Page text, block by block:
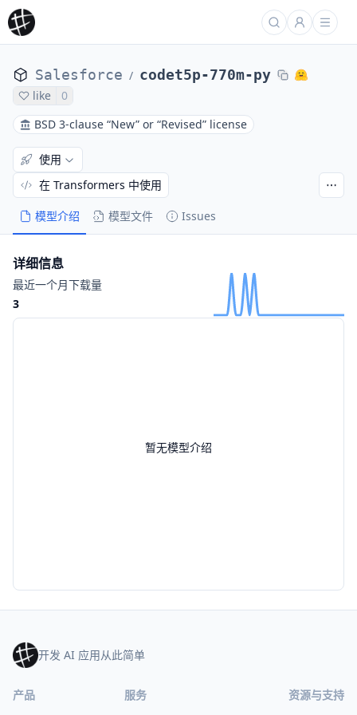
Salesforce / codet5p-770m-py
like
0
BSD 3-clause “New” or “Revised” license
模型介绍 模型文件 Issues
使用
在 Transformers 中使用
暂无模型介绍
详细信息
最近一个月下载量
3
开发 AI 应用从此简单
产品 服务 资源与支持